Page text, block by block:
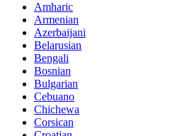
Amharic
Armenian
Azerbaijani
Belarusian
Bengali
Bosnian
Bulgarian
Cebuano
Chichewa
Corsican